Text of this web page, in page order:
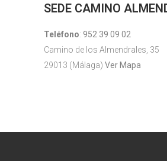
SEDE CAMINO
Teléfono: 952 39 09 02
Camino de los Almendrales, 35
29013 (Málaga) Ver Mapa